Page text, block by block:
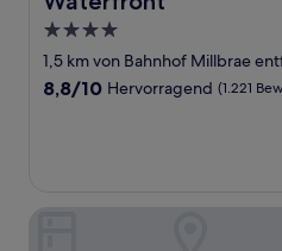
4.0-
Sterne-
Unterkunft
1,5 km von Bahnhof Millbrae
8.8
8,8/10 Hervorragend (1.221